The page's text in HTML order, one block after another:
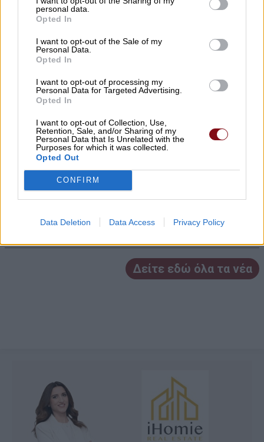
personal data.
Opted In
I want to opt-out of the Sale of my
Personal Data.
Opted In
I want to opt-out of processing my
Personal Data for Targeted Advertising.
Opted In
I want to opt-out of Collection, Use,
Retention, Sale, and/or Sharing of my
Personal Data that Is Unrelated with the
Purposes for which it was collected.
Opted Out
CONFIRM
Data Deletion Data Access Privacy Policy
ΣΥΦΩΕΛ: Χάθηκαν 153,74 εκατ. € για τις
μπαταρίες – Μεγάλη απώλεια για τις
08/08/2026 , 10:38
Κρούσμα λοίμωξης από τον ιό του Δυτ.
Νείλου στους Γόννους – Θα γίνει
08/08/2026 , 10:18
Αυγερινός επανέρχεται κατά Καρυστιανού
και Γρατσία: Πολιτική σπέκουλα,
παραπληροφόρηση και προσωπικές
Δείτε εδώ όλα τα νέα